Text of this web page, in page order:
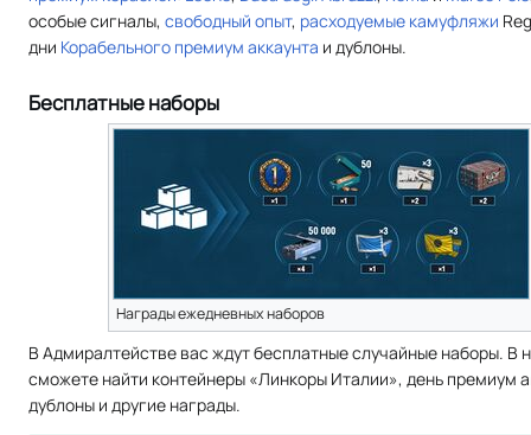
особые сигналы, свободный опыт, расходуемые камуфляжи
дни Корабельного премиум аккаунта и дублоны.
Бесплатные наборы
Награды ежедневных наборов
В Адмиралтействе вас ждут бесплатные случайные наборы. В
сможете найти контейнеры «Линкоры Италии», день премиум
дублоны и другие награды.